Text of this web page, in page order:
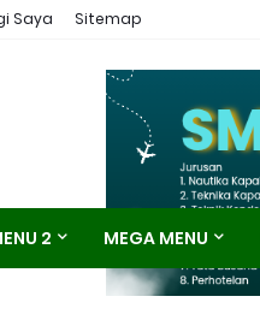
Saya Sitemap
2 MEGA MENU